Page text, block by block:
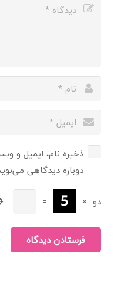
ذخیره نام، ایمیل و
دوباره دیدگاهی
دو ×
=
فرستادن دیدگاه